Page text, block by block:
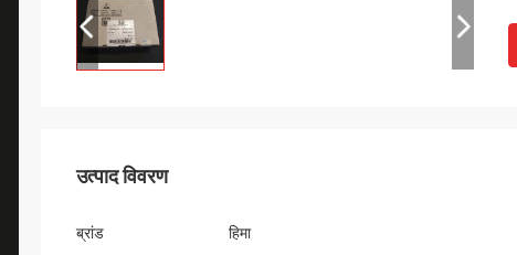
उत्पाद विवरण
ब्रांड हिमा